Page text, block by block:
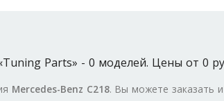
Parts» - 0 моделей. Цены от 0
Mercedes-Benz C218. Вы можете заказать